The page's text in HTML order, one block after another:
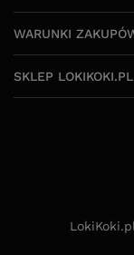
WARUNKI
SKLEP LOKIKOKI.PL